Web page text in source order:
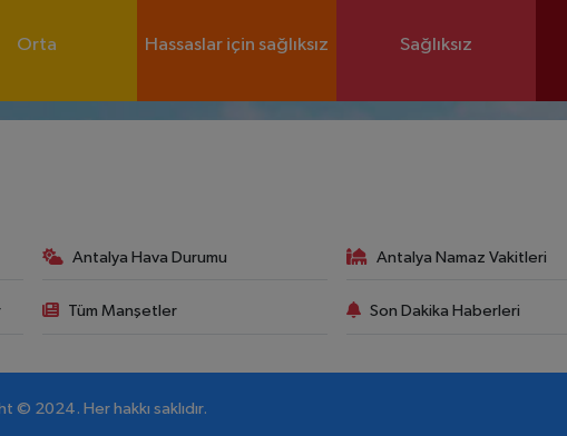
Orta Hassaslar için sağlıksız Sağlıksız
Antalya Hava Durumu Antalya Namaz Vakitleri
Tüm Manşetler Son Dakika Haberleri
© 2024. Her hakkı saklıdır.